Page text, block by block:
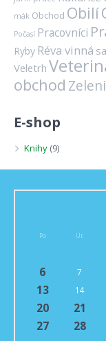
mák Obchod Obilí
Počasí Pracovníci
Ryby Réva vinná
Veletrh
obchod
E-shop
Knihy (9)
Po Út
6
7
13
14
20
21
27 28